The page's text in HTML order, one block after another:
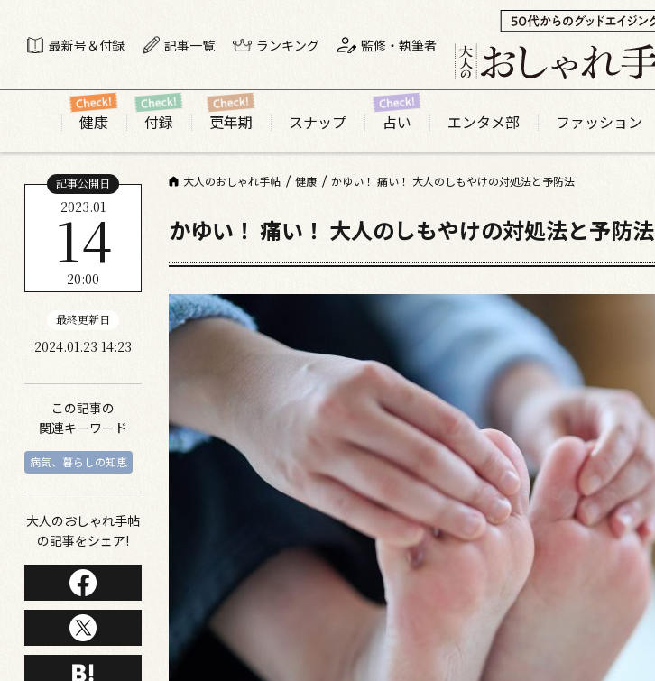
最新号＆付録 記事一覧 ランキング 監修・執筆者
健康 付録 更年期 スナップ 占い エンタメ部 ファッション
大人のおしゃれ手帖 健康 かゆい！ 痛い！ 大人のしもやけの対処法と予防法
記事公開日
2023.01
14
20:00
最終更新日
2024.01.23 14:23
この記事の
関連キーワード
病気、暮らしの知恵
大人のおしゃれ手帖
の記事をシェア!
かゆい！ 痛い！ 大人のしもやけの対処法と予防法